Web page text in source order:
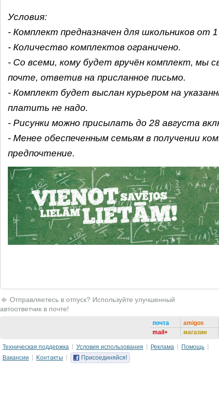
Условия:
- Комплект предназначен для школьников от
- Количество комплектов ограничено.
- Со всеми, кому будет вручён комплект, мы
почте, ответив на присланное письмо.
- Комплект будет выслан курьером на
платить не надо.
- Рисунки можно присылать до 28 августа
- Менее обеспеченным семьям в получении
предпочтение.
Отправляетесь в отпуск? Используйте улучшенный
автоответчик в почте!
почта
mail+
amigos
магазин
Техническая поддержка Условия использования Реклама
Помощь
Вакансии
Kонтакты Присоединяйся!